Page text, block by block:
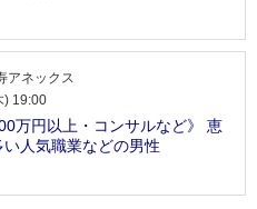
アネックス
) 19:00
万円以上・コンサルなど》 恵
い人気職業などの男性